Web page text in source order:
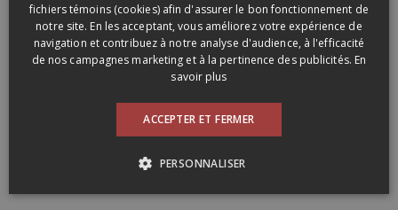
fichiers témoins (cookies) afin d'assurer le bon fonctionnement de
notre site. En les acceptant, vous améliorez votre expérience de
navigation et contribuez à notre analyse d'audience, à l'efficacité
de nos campagnes marketing et à la pertinence des publicités. En
savoir plus
ACCEPTER ET FERMER
PERSONNALISER